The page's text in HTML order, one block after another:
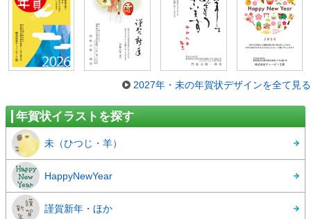
2027年・未の年賀状デザインを全て見る
年賀状イラストを探す
未（ひつじ・羊）
HappyNewYear
謹賀新年・ほか